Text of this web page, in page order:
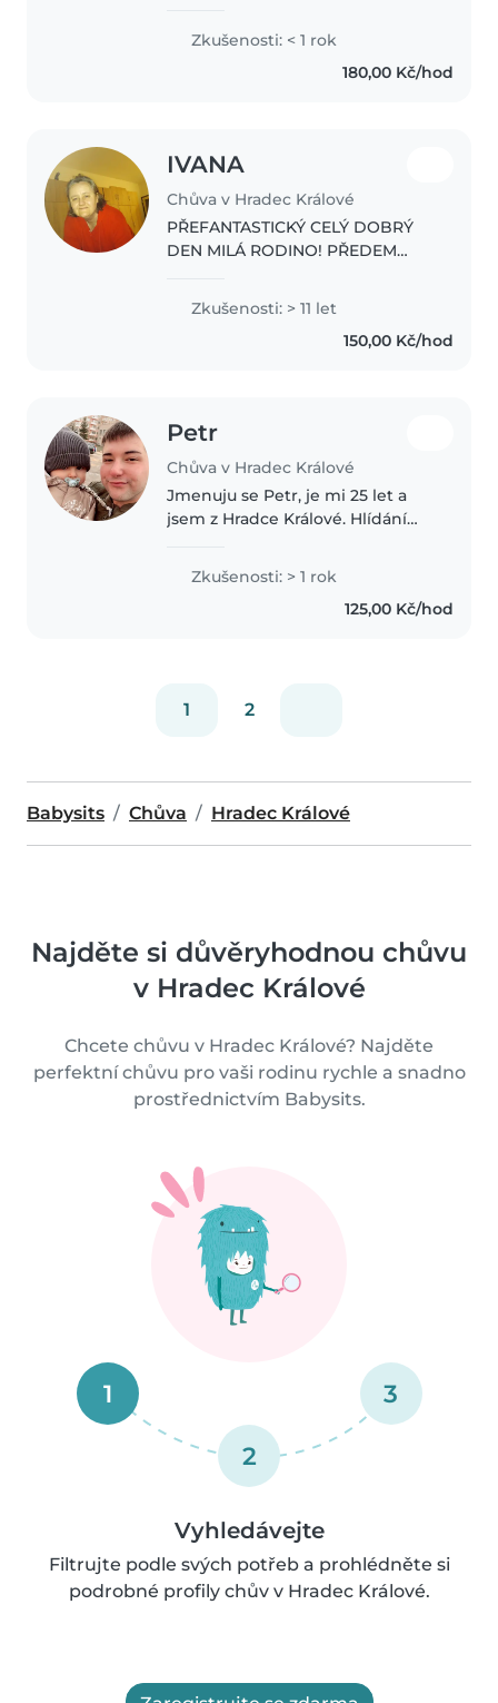
Zkušenosti: < 1 rok
180,00 Kč/hod
IVANA
Chůva v Hradec Králové
PŘEFANTASTICKÝ CELÝ DOBRÝ
DEN MILÁ RODINO! PŘEDEM
SVÉ PRACOVNÍ ZKUŠENOSTI
JSEM NASBÍRALA PŘI SVÉM
POBYTU V NĚMECKU A
Zkušenosti: > 11 let
150,00 Kč/hod
Petr
Chůva v Hradec Králové
Jmenuju se Petr, je mi 25 let a
jsem z Hradce Králové. Hlídání
jsem byl nejstarší na táboře a od
svých 14 let jsem hlídal
pravidelně známým 2 děti..
Zkušenosti: > 1 rok
125,00 Kč/hod
1 2
Babysits Chůva Hradec Králové
Najděte si důvěryhodnou chůvu
v Hradec Králové
Chcete chůvu v Hradec Králové? Najděte
perfektní chůvu pro vaši rodinu rychle a snadno
prostřednictvím Babysits.
1
2
3
Vyhledávejte
Filtrujte podle svých potřeb a prohlédněte si
podrobné profily chův v Hradec Králové.